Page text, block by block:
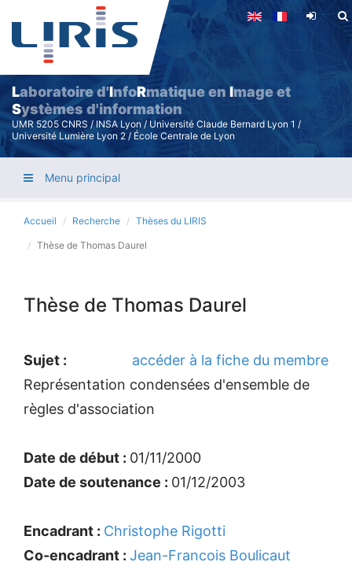
Aller
contenu
principal
Laboratoire d'InfoRmatique en Image et
Systèmes d'information
UMR 5205 CNRS / INSA Lyon / Université Claude Bernard Lyon 1 /
Université Lumière Lyon 2 / École Centrale de Lyon
Menu principal
Accueil Recherche Thèses du LIRIS
Thèse de Thomas Daurel
Thèse de Thomas Daurel
accéder à la fiche du membre
Sujet :
Représentation condensées d'ensemble de
règles d'association
Date de début : 01/11/2000
Date de soutenance : 01/12/2003
Encadrant : Christophe Rigotti
Co-encadrant : Jean-Francois Boulicaut